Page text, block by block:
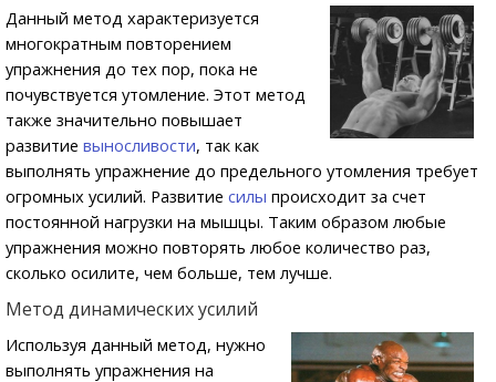
Данный метод характеризуется
многократным повторением
упражнения до тех пор, пока не
почувствуется утомление. Этот метод
также значительно повышает
развитие выносливости, так как
выполнять упражнение до предельного утомления требует
огромных усилий. Развитие силы происходит за счет
постоянной нагрузки на мышцы. Таким образом любые
упражнения можно повторять любое количество раз,
сколько осилите, чем больше, тем лучше.
Метод динамических усилий
Используя данный метод, нужно
выполнять упражнения на